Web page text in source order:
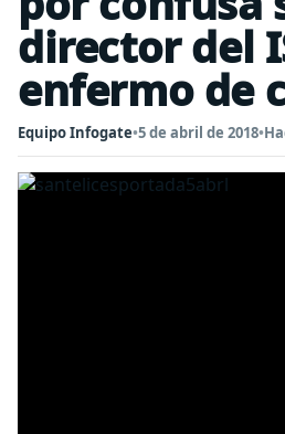
director del
enfermo de
Equipo Infogate•5 de abril de 2018•